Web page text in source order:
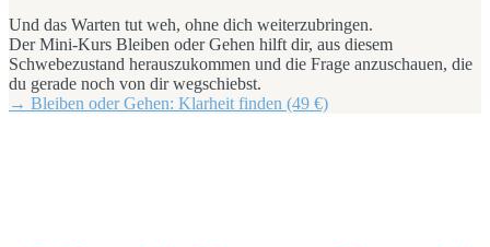
Und das Warten tut weh, ohne dich weiterzubringen.
Der Mini-Kurs Bleiben oder Gehen hilft dir, aus diesem
Schwebezustand herauszukommen und die Frage anzuschauen, die
du gerade noch von dir wegschiebst.
→ Bleiben oder Gehen: Klarheit finden (49 €)